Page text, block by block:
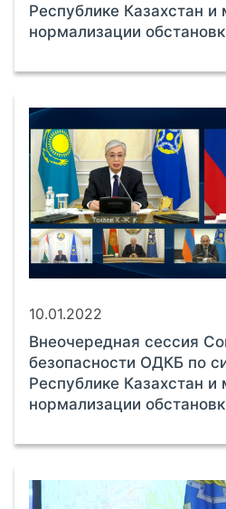
Республике Казахстан и
нормализации
10.01.2022
Внеочередная сессия
безопасности ОДКБ по
Республике Казахстан и
нормализации